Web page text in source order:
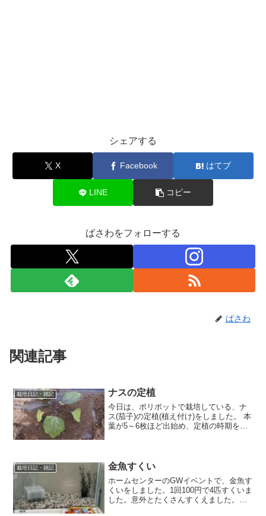
シェアする
X Facebook はてブ
LINE コピー
ばさわをフォローする
ばさわ
関連記事
栽培日記・雑記 ナスの定植
今日は、ポリポットで栽培している、ナ
ス(茄子)の定植(植え付け)をしました。 本
葉が5～6枚ほど出始め、定植の時期を迎
え付けました...
栽培日記・雑記 金魚すくい
ホームセンターのGWイベントで、金魚す
くいをしました。1回100円で4匹すくいま
した。意外とたくさんすくえました。事